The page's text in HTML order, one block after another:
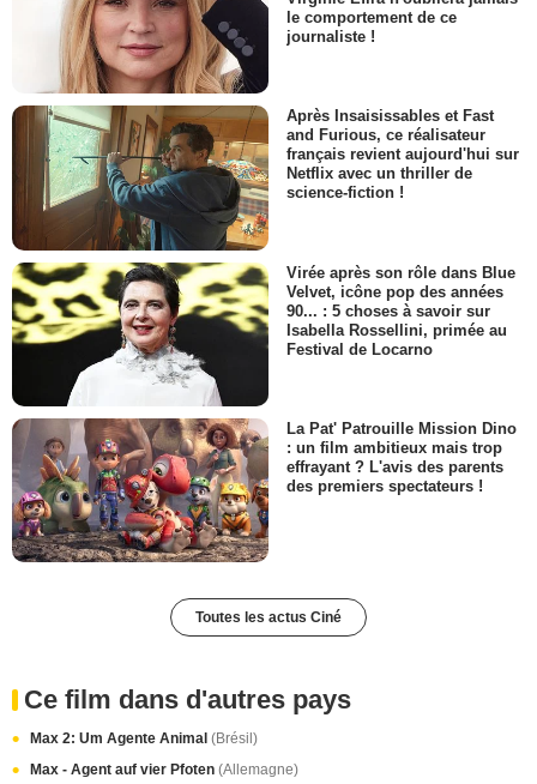
le comportement de ce
journaliste !
Après Insaisissables et Fast
and Furious, ce réalisateur
français revient aujourd'hui sur
Netflix avec un thriller de
science-fiction !
Virée après son rôle dans Blue
Velvet, icône pop des années
90... : 5 choses à savoir sur
Isabella Rossellini, primée au
Festival de Locarno
La Pat' Patrouille Mission Dino
: un film ambitieux mais trop
effrayant ? L'avis des parents
des premiers spectateurs !
Toutes les actus Ciné
Ce film dans d'autres pays
Max 2: Um Agente Animal (Brésil)
Max - Agent auf vier Pfoten (Allemagne)